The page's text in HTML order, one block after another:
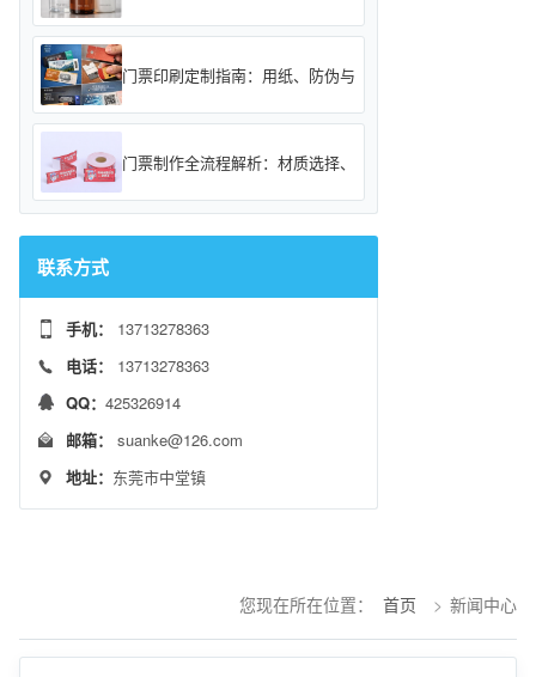
门票印刷定制指南：用纸、防伪与
门票制作全流程解析：材质选择、
联系方式
手机：
13713278363
电话：
13713278363
QQ： 425326914
邮箱：
suanke@126.com
地址： 东莞市中堂镇
您现在所在位置： 首页 > 新闻中心